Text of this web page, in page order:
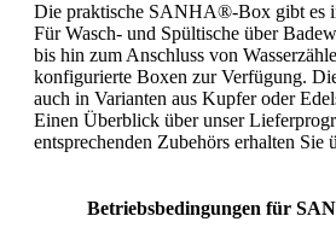
Die praktische SANHA®-Box gibt es
Für Wasch- und Spültische über
bis hin zum Anschluss von
konfigurierte Boxen zur Verfügung.
auch in Varianten aus Kupfer oder
Einen Überblick über unser
entsprechenden Zubehörs erhalten Sie
Betriebsbedingungen für